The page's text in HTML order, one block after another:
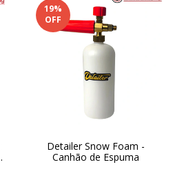
19%
OFF
Detailer Snow Foam -
Canhão de Espuma